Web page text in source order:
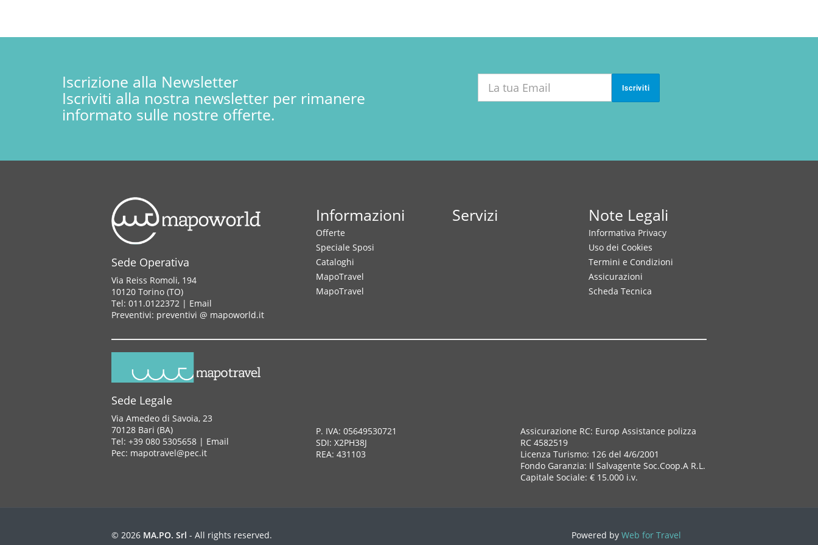
Iscrizione alla Newsletter
Iscriviti alla nostra newsletter per rimanere
informato sulle nostre offerte.
Iscriviti
Sede Operativa
Via Reiss Romoli, 194
10120 Torino (TO)
Tel: 011.0122372 | Email
Preventivi: preventivi @ mapoworld.it
Informazioni
Offerte
Speciale Sposi
Cataloghi
MapoTravel
MapoTravel
Servizi Note Legali
Informativa Privacy
Uso dei Cookies
Termini e Condizioni
Assicurazioni
Scheda Tecnica
Sede Legale
Via Amedeo di Savoia, 23
70128 Bari (BA)
Tel: +39 080 5305658 | Email
Pec: mapotravel@pec.it
P. IVA: 05649530721
SDI: X2PH38J
REA: 431103
Assicurazione RC: Europ Assistance polizza
RC 4582519
Licenza Turismo: 126 del 4/6/2001
Fondo Garanzia: Il Salvagente Soc.Coop.A R.L.
Capitale Sociale: € 15.000 i.v.
© 2026 MA.PO. Srl - All rights reserved. Powered by Web for Travel